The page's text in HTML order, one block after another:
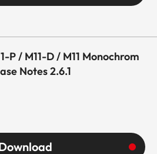
P / M11-D / M11 Monochrom
Notes 2.6.1